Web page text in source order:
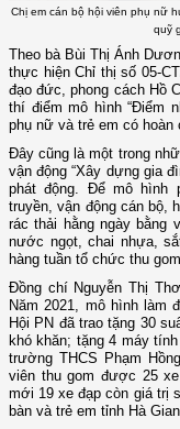
Chị em cán bộ hội viên phụ nữ
quỹ
Theo bà Bùi Thị Ánh
thực hiện Chỉ thị số 05-
đạo đức, phong cách Hồ
thí điểm mô hình “Điểm
phụ nữ và trẻ em có hoàn
Đây cũng là một trong
vận động “Xây dựng gia
phát động. Để mô hình
truyền, vận động cán bộ,
rác thải hằng ngày bằng
nước ngọt, chai nhựa,
hàng tuần tổ chức thu
Đồng chí Nguyễn Thị
Năm 2021, mô hình làm
Hội PN đã trao tặng 30
khó khăn; tặng 4 máy
trường THCS Phạm
viên thu gom được 25
mới 19 xe đạp còn giá trị
bàn và trẻ em tỉnh Hà